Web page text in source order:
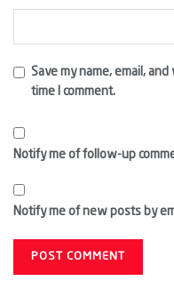
Save my name, email,
time I comment.
Notify me of follow-up
Notify me of new posts by